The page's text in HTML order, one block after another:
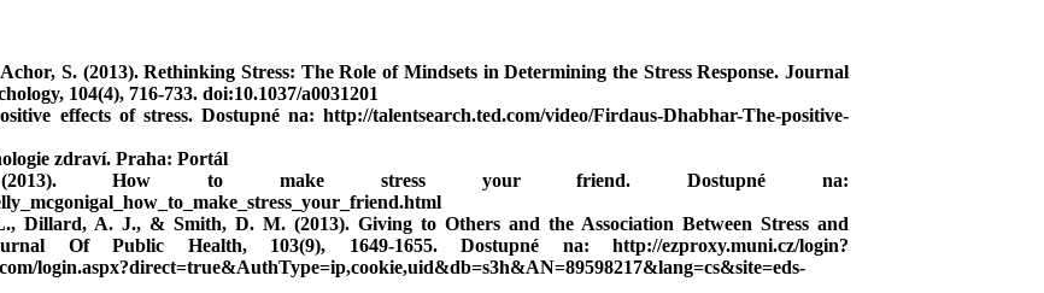
S. (2013). Rethinking Stress: The Role of Mindsets in Determining the Stress Response. Journal
104(4), 716-733. doi:10.1037/a0031201
effects of stress. Dostupné na: http://talentsearch.ted.com/video/Firdaus-Dhabhar-The-positive-
zdraví. Praha: Portál
How to make stress your friend. Dostupné na:
Dillard, A. J., & Smith, D. M. (2013). Giving to Others and the Association Between Stress and
Of Public Health, 103(9), 1649-1655. Dostupné na: http://ezproxy.muni.cz/login?
login.aspx?direct=true&AuthType=ip,cookie,uid&db=s3h&AN=89598217&lang=cs&site=eds-